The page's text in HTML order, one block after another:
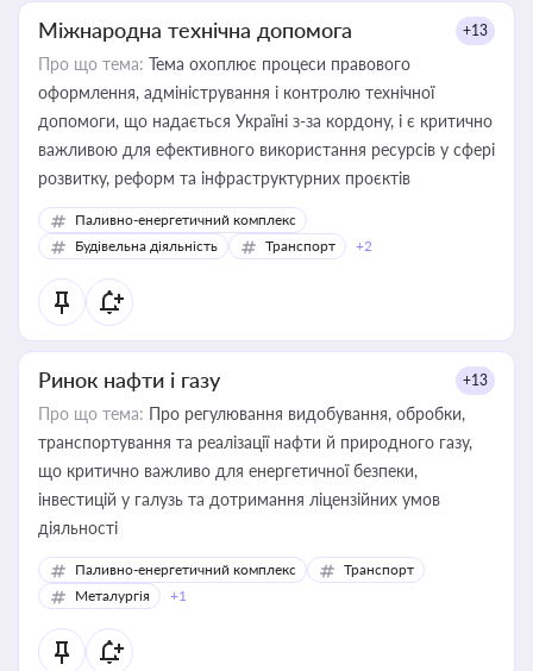
Міжнародна технічна допомога +13
Про що тема: Тема охоплює процеси правового
оформлення, адміністрування і контролю технічної
допомоги, що надається Україні з-за кордону, і є критично
важливою для ефективного використання ресурсів у сфері
розвитку, реформ та інфраструктурних проєктів
Паливно-енергетичний комплекс
Будівельна діяльність
Транспорт +2
Ринок нафти і газу +13
Про що тема: Про регулювання видобування, обробки,
транспортування та реалізації нафти й природного газу,
що критично важливо для енергетичної безпеки,
інвестицій у галузь та дотримання ліцензійних умов
діяльності
Паливно-енергетичний комплекс
Транспорт
Металургія
+1